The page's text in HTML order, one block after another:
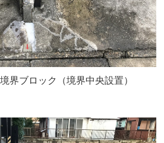
界ブロック（境界中央設置）